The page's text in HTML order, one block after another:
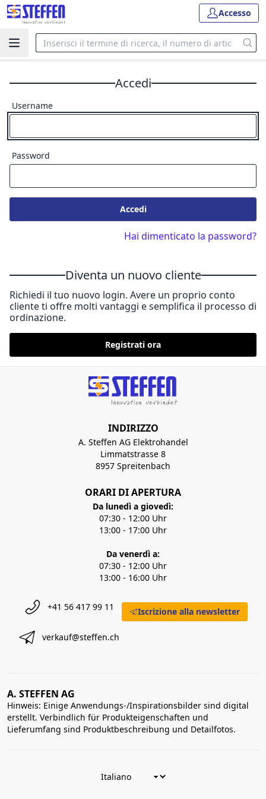
Accesso
Accedi
Username
Password
Accedi
Hai dimenticato la password?
Diventa un nuovo cliente
Richiedi il tuo nuovo login. Avere un proprio conto
cliente ti offre molti vantaggi e semplifica il processo di
ordinazione.
Registrati ora
INDIRIZZO
A. Steffen AG Elektrohandel
Limmatstrasse 8
8957 Spreitenbach
ORARI DI APERTURA
Da lunedì a giovedì:
07:30 - 12:00 Uhr
13:00 - 17:00 Uhr
Da venerdì a:
07:30 - 12:00 Uhr
13:00 - 16:00 Uhr
+41 56 417 99 11
verkauf@steffen.ch
Iscrizione alla newsletter
A. STEFFEN AG
Hinweis: Einige Anwendungs-/Inspirationsbilder sind digital
erstellt. Verbindlich für Produkteigenschaften und
Lieferumfang sind Produktbeschreibung und Detailfotos.